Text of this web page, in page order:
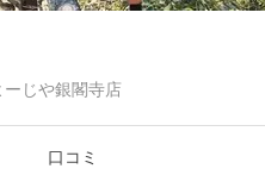
じや銀閣寺店
口コミ